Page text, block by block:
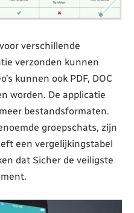
verschillende
verzonden kunnen
kunnen ook PDF, DOC
worden. De applicatie
bestandsformaten.
groepschats, zijn
een vergelijkingstabel
dat Sicher de veiligste